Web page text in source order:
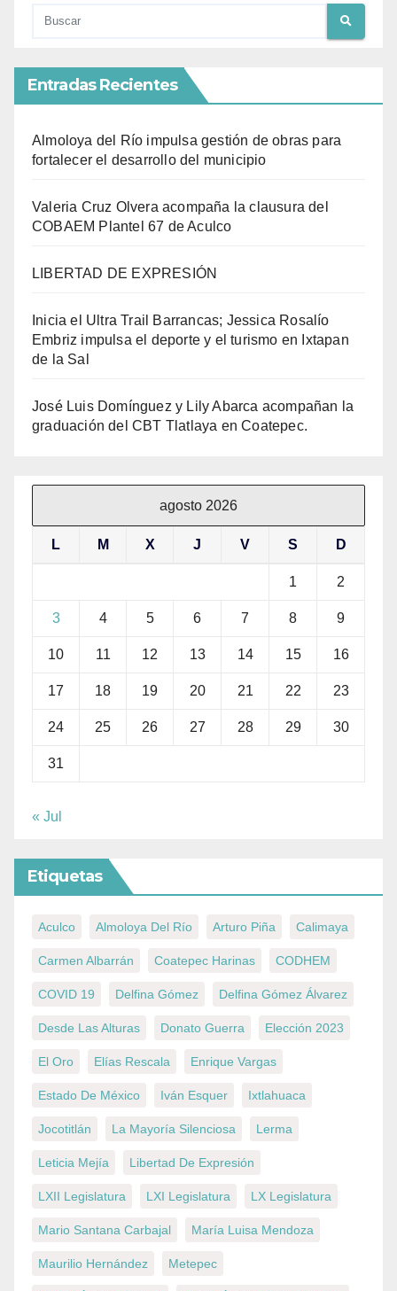
Entradas Recientes
Almoloya del Río impulsa gestión de obras para
fortalecer el desarrollo del municipio
Valeria Cruz Olvera acompaña la clausura del
COBAEM Plantel 67 de Aculco
LIBERTAD DE EXPRESIÓN
Inicia el Ultra Trail Barrancas; Jessica Rosalío
Embriz impulsa el deporte y el turismo en Ixtapan
de la Sal
José Luis Domínguez y Lily Abarca acompañan la
graduación del CBT Tlatlaya en Coatepec.
agosto 2026
L M X J V S D
1 2
3 4 5 6 7 8 9
10 11 12 13 14 15 16
17 18 19 20 21 22 23
24 25 26 27 28 29 30
31
« Jul
Etiquetas
Aculco Almoloya Del Río Arturo Piña Calimaya
Carmen Albarrán Coatepec Harinas CODHEM
COVID 19 Delfina Gómez Delfina Gómez Álvarez
Desde Las Alturas Donato Guerra Elección 2023
El Oro Elías Rescala Enrique Vargas
Estado De México Iván Esquer Ixtlahuaca
Jocotitlán La Mayoría Silenciosa Lerma
Leticia Mejía Libertad De Expresión
LXII Legislatura LXI Legislatura LX Legislatura
Mario Santana Carbajal María Luisa Mendoza
Maurilio Hernández Metepec